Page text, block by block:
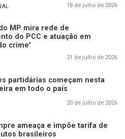
18 de julho de 2026
MP mira rede de
do PCC e atuação em
crime'
21 de julho de 2026
partidárias começam nesta
em todo o país
20 de julho de 2026
ameaça e impõe tarifa de
brasileiros